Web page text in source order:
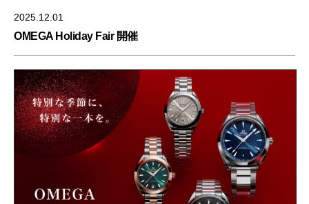
2025.12.01
OMEGA Holiday Fair 開催